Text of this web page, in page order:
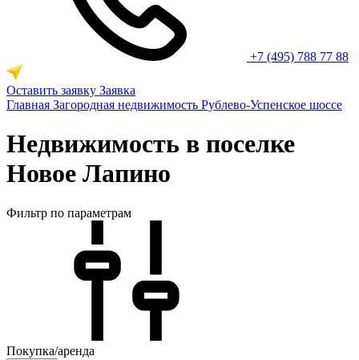
+7 (495) 788 77 88
Оставить заявку Заявка
Главная Загородная недвижимость Рублево-Успенское шоссе
Недвижимость в поселке
Новое Лапино
Фильтр по параметрам
Покупка/аренда